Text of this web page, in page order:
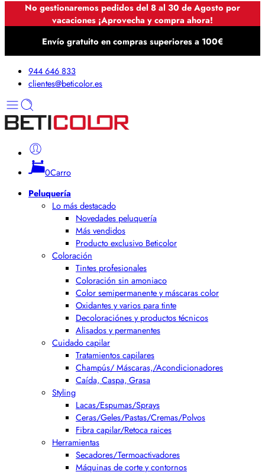
No gestionaremos pedidos del 8 al 30 de Agosto por
vacaciones ¡Aprovecha y compra ahora!
Envío gratuito en compras superiores a 100€
944 646 833
clientes@beticolor.es
0Carro
Peluquería
Lo más destacado
Novedades peluquería
Más vendidos
Producto exclusivo Beticolor
Coloración
Tintes profesionales
Coloración sin amoniaco
Color semipermanente y máscaras color
Oxidantes y varios para tinte
Decoloraciónes y productos técnicos
Alisados y permanentes
Cuidado capilar
Tratamientos capilares
Champús/ Máscaras,/Acondicionadores
Caída, Caspa, Grasa
Styling
Lacas/Espumas/Sprays
Ceras/Geles/Pastas/Cremas/Polvos
Fibra capilar/Retoca raices
Herramientas
Secadores/Termoactivadores
Máquinas de corte y contornos